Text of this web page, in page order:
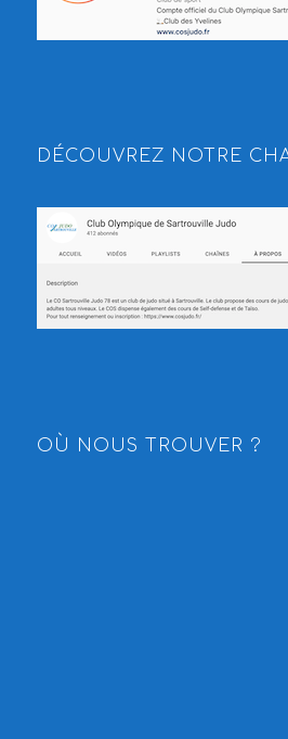
DÉCOUVREZ NOTRE
OÙ NOUS TROUVER ?